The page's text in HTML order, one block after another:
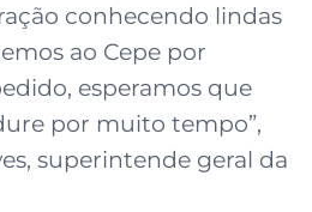
conhecendo lindas
ao Cepe por
esperamos que
por muito tempo”,
superintende geral da